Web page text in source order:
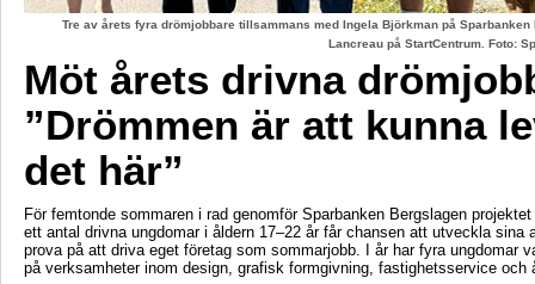
Tre av årets fyra drömjobbare tillsammans med Ingela Björkman på
Lancreau på StartCentrum. Foto:
Möt årets drivna
”Drömmen är att kunna
det här”
För femtonde sommaren i rad genomför Sparbanken Bergslagen
ett antal drivna ungdomar i åldern 17–22 år får chansen att utveckla sina
prova på att driva eget företag som sommarjobb. I år har fyra ungdomar
på verksamheter inom design, grafisk formgivning, fastighetsservice och